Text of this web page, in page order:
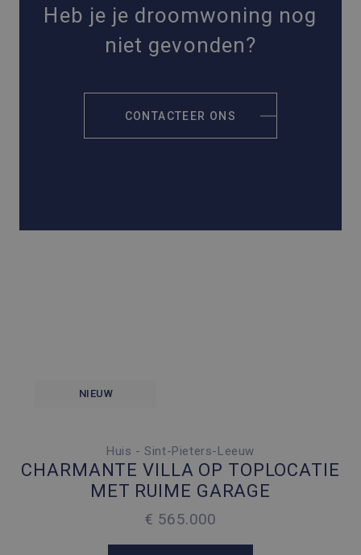
Heb je je droomwoning nog
niet gevonden?
CONTACTEER ONS
NIEUW
3 SLAAPKAMERS
4 PARKEERPLAATSEN
156 M2
512 M2
Huis - Sint-Pieters-Leeuw
CHARMANTE VILLA OP TOPLOCATIE
MET RUIME GARAGE
€ 565.000